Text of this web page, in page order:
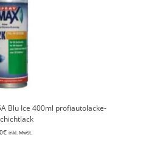
Blu Ice 400ml profiautolacke-
€ inkl. MwSt.